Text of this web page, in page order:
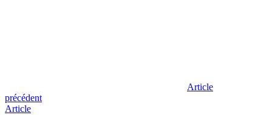
Article
précédent
Article